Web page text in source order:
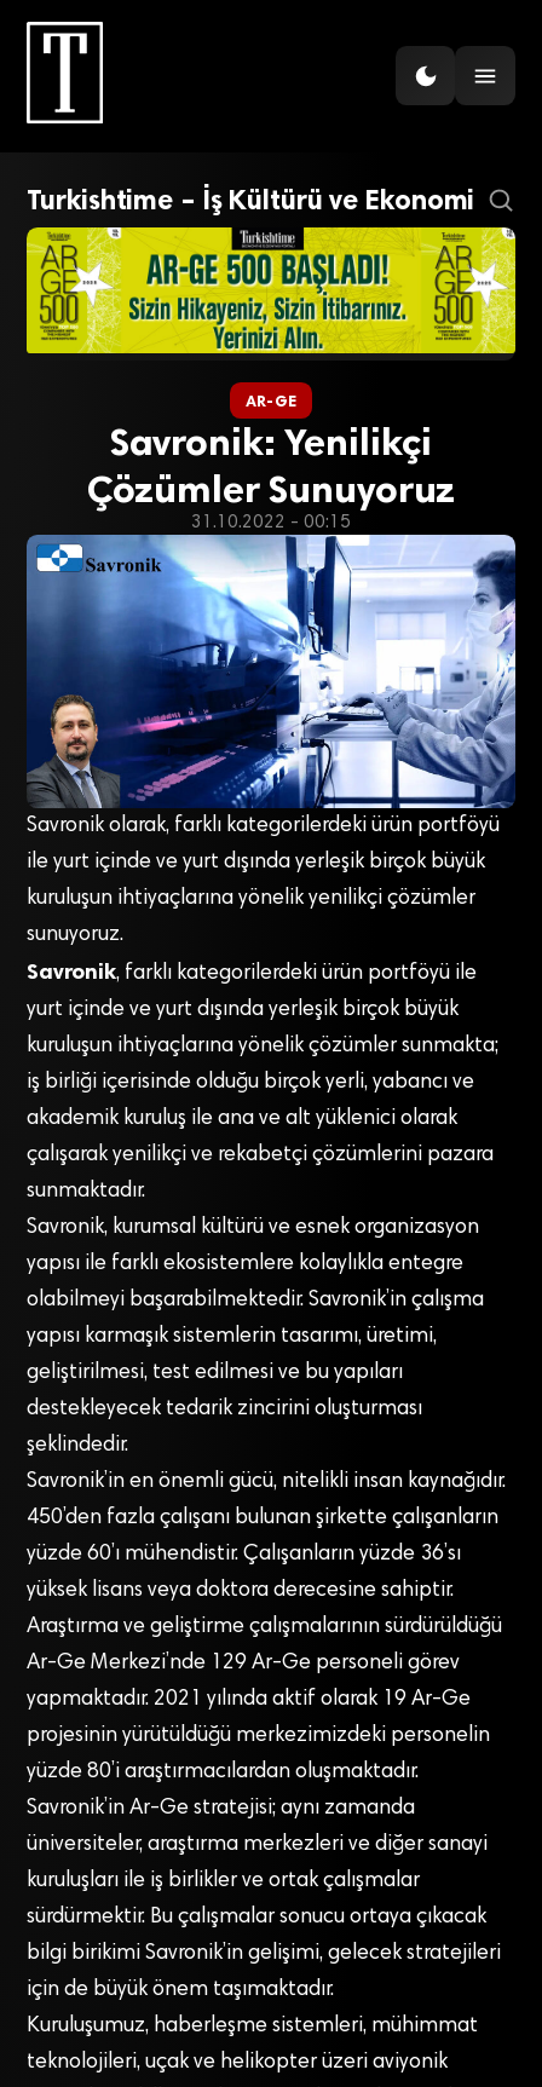
Turkishtime – İş Kültürü ve Ekonomi
AR-GE
Savronik: Yenilikçi
Çözümler Sunuyoruz
31.10.2022 - 00:15
Savronik olarak, farklı kategorilerdeki ürün portföyü
ile yurt içinde ve yurt dışında yerleşik birçok büyük
kuruluşun ihtiyaçlarına yönelik yenilikçi çözümler
sunuyoruz.
Savronik, farklı kategorilerdeki ürün portföyü ile
yurt içinde ve yurt dışında yerleşik birçok büyük
kuruluşun ihtiyaçlarına yönelik çözümler sunmakta;
iş birliği içerisinde olduğu birçok yerli, yabancı ve
akademik kuruluş ile ana ve alt yüklenici olarak
çalışarak yenilikçi ve rekabetçi çözümlerini pazara
sunmaktadır.
Savronik, kurumsal kültürü ve esnek organizasyon
yapısı ile farklı ekosistemlere kolaylıkla entegre
olabilmeyi başarabilmektedir. Savronik’in çalışma
yapısı karmaşık sistemlerin tasarımı, üretimi,
geliştirilmesi, test edilmesi ve bu yapıları
destekleyecek tedarik zincirini oluşturması
şeklindedir.
Savronik’in en önemli gücü, nitelikli insan kaynağıdır.
450’den fazla çalışanı bulunan şirkette çalışanların
yüzde 60’ı mühendistir. Çalışanların yüzde 36’sı
yüksek lisans veya doktora derecesine sahiptir.
Araştırma ve geliştirme çalışmalarının sürdürüldüğü
Ar-Ge Merkezi’nde 129 Ar-Ge personeli görev
yapmaktadır. 2021 yılında aktif olarak 19 Ar-Ge
projesinin yürütüldüğü merkezimizdeki personelin
yüzde 80’i araştırmacılardan oluşmaktadır.
Savronik’in Ar-Ge stratejisi; aynı zamanda
üniversiteler, araştırma merkezleri ve diğer sanayi
kuruluşları ile iş birlikler ve ortak çalışmalar
sürdürmektir. Bu çalışmalar sonucu ortaya çıkacak
bilgi birikimi Savronik’in gelişimi, gelecek stratejileri
için de büyük önem taşımaktadır.
Kuruluşumuz, haberleşme sistemleri, mühimmat
teknolojileri, uçak ve helikopter üzeri aviyonik